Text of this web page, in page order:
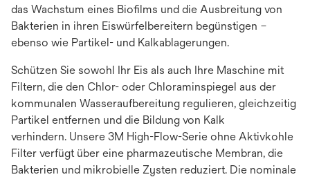
das Wachstum eines Biofilms und die Ausbreitung von
Bakterien in ihren Eiswürfelbereitern begünstigen –
ebenso wie Partikel- und Kalkablagerungen.
Schützen Sie sowohl Ihr Eis als auch Ihre Maschine mit
Filtern, die den Chlor- oder Chloraminspiegel aus der
kommunalen Wasseraufbereitung regulieren, gleichzeitig
Partikel entfernen und die Bildung von Kalk
verhindern. Unsere 3M High-Flow-Serie ohne Aktivkohle
Filter verfügt über eine pharmazeutische Membran, die
Bakterien und mikrobielle Zysten reduziert. Die nominale